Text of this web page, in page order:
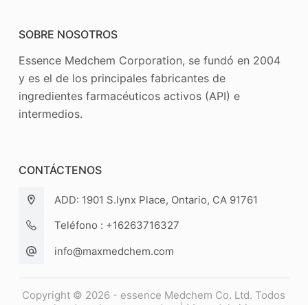
SOBRE NOSOTROS
Essence Medchem Corporation, se fundó en 2004
y es el de los principales fabricantes de
ingredientes farmacéuticos activos (API) e
intermedios.
CONTÁCTENOS
ADD: 1901 S.lynx Place, Ontario, CA 91761
Teléfono : +16263716327
info@maxmedchem.com
Copyright © 2026 - essence Medchem Co. Ltd. Todos